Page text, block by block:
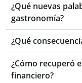
¿Qué nuevas
gastronomía?
¿Qué
¿Cómo recuperó
financiero?